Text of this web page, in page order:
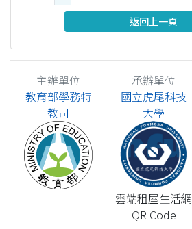
返回上一頁
主辦單位
教育部學務特
教司
承辦單位
國立虎尾科技
大學
雲端租屋生活網
QR Code